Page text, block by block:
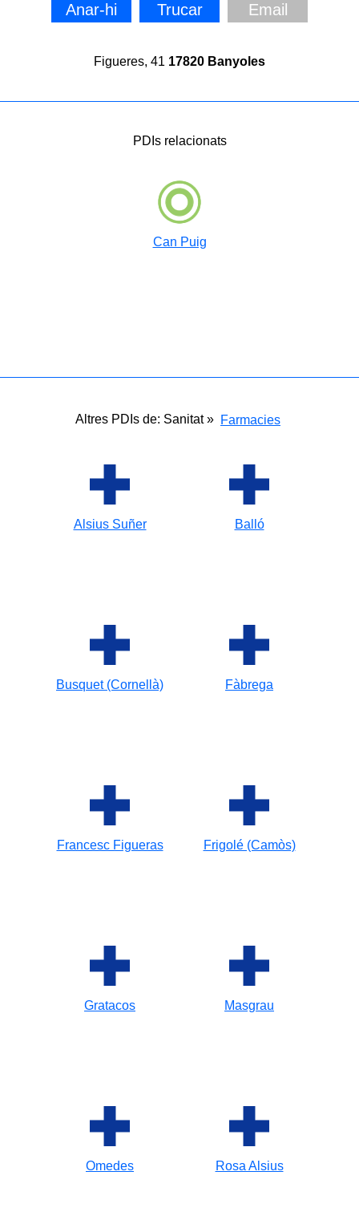
Anar-hi Trucar Email
Figueres, 41 17820 Banyoles
PDIs relacionats
Can Puig
Altres PDIs de: Sanitat » Farmacies
Alsius Suñer Balló
Busquet (Cornellà) Fàbrega
Francesc Figueras Frigolé (Camòs)
Gratacos Masgrau
Omedes Rosa Alsius